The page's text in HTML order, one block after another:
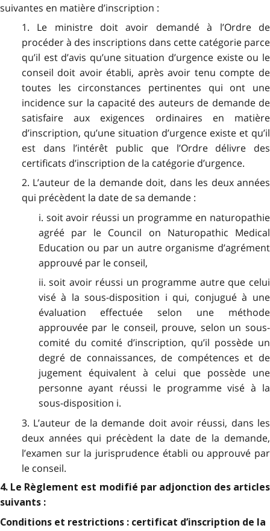
suivantes en matière d’inscription :
1. Le ministre doit avoir demandé à l’Ordre de
procéder à des inscriptions dans cette catégorie parce
qu’il est d’avis qu’une situation d’urgence existe ou le
conseil doit avoir établi, après avoir tenu compte de
toutes les circonstances pertinentes qui ont une
incidence sur la capacité des auteurs de demande de
satisfaire aux exigences ordinaires en matière
d’inscription, qu’une situation d’urgence existe et qu’il
est dans l’intérêt public que l’Ordre délivre des
certificats d’inscription de la catégorie d’urgence.
2. L’auteur de la demande doit, dans les deux années
qui précèdent la date de sa demande :
i. soit avoir réussi un programme en naturopathie
agréé par le Council on Naturopathic Medical
Education ou par un autre organisme d’agrément
approuvé par le conseil,
ii. soit avoir réussi un programme autre que celui
visé à la sous-disposition i qui, conjugué à une
évaluation effectuée selon une méthode
approuvée par le conseil, prouve, selon un sous-
comité du comité d’inscription, qu’il possède un
degré de connaissances, de compétences et de
jugement équivalent à celui que possède une
personne ayant réussi le programme visé à la
sous-disposition i.
3. L’auteur de la demande doit avoir réussi, dans les
deux années qui précèdent la date de la demande,
l’examen sur la jurisprudence établi ou approuvé par
le conseil.
4. Le Règlement est modifié par adjonction des articles
suivants :
Conditions et restrictions : certificat d’inscription de la